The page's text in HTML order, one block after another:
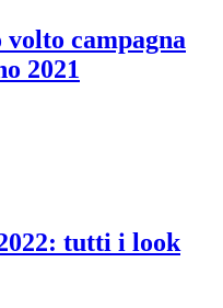
campagna
2021
tutti i look